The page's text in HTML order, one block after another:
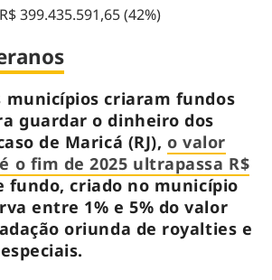
399.435.591,65 (42%)
municípios criaram fundos
guardar o dinheiro dos
de Maricá (RJ), o valor
o fim de 2025 ultrapassa R$
fundo, criado no município
entre 1% e 5% do valor
oriunda de royalties e